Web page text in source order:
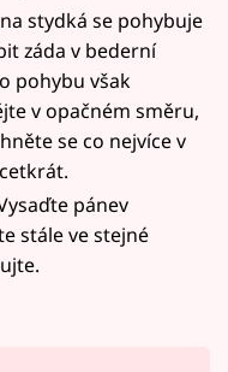
stydká se pohybuje
záda v bederní
pohybu však
v opačném směru,
se co nejvíce v
pánev
stále ve stejné